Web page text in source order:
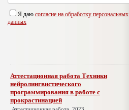
Я даю согласие на обработку персональных
данных
Аттестационная работа Техники
нейролингвистического
программирования в работе с
прокрастинацией
Аттестационная работа, 2023